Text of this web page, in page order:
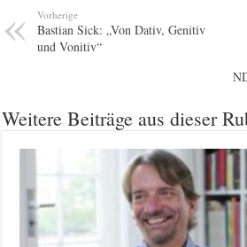
Vorherige
Bastian Sick: „Von Dativ, Genitiv
und Vonitiv“
Weitere Beiträge aus dieser